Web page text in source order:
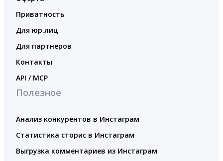
Приватность
Для юр.лиц
Для партнеров
Контакты
API / MCP
Полезное
Анализ конкурентов в Инстаграм
Статистика сторис в Инстаграм
Выгрузка комментариев из Инстаграм